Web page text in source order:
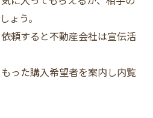
ょう。
頼すると不動産会社は宣伝活
った購入希望者を案内し内覧